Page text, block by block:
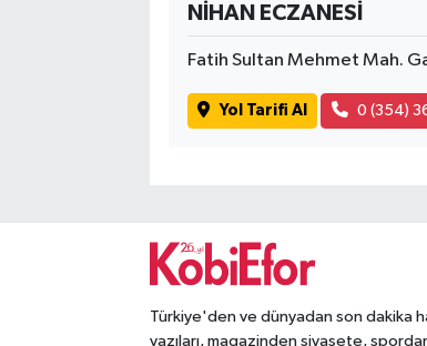
NİHAN ECZANESİ
Fatih Sultan Mehmet Mah.
Yol Tarifi Al 0 (354)
Türkiye'den ve dünyadan son dakika
yazıları, magazinden siyasete,